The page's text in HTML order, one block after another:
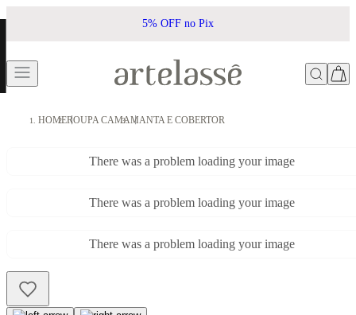
5% OFF no Pix
HOMEROUPA CAMAMANTA E COBERTOR
There was a problem loading your image
There was a problem loading your image
There was a problem loading your image